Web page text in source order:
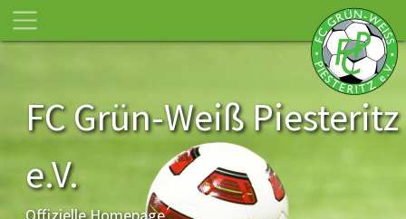
FC Grün-Weiß Piesteritz
e.V.